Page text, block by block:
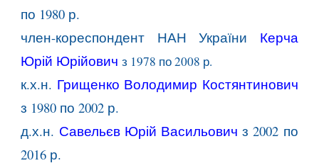
по 1980 р.
член-кореспондент НАН України Керча
Юрій Юрійович з 1978 по2008 р.
к.х.н. Грищенко Володимир Костянтинович
з 1980 по2002 р.
д.х.н. Савельєв Юрій Васильович з2002 по
2016 р.